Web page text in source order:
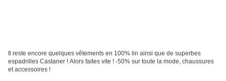
Il reste encore quelques vêtements en 100% lin ainsi que de superbes
espadrilles Castaner ! Alors faites vite ! -50% sur toute la mode, chaussures
et accessoires !